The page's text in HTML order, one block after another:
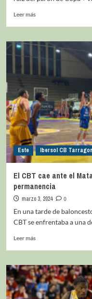
Leer más
Este Ibersol CB
El CBT cae ante el
permanencia
marzo 3, 2024
0
En una tarde de
CBT se enfrentaba a una
Leer más